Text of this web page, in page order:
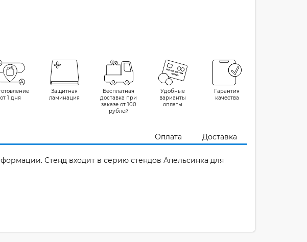
от 1 дня
Защитная
ламинация
Бесплатная
доставка при
заказе от 100
рублей
Удобные
варианты
оплаты
Гарантия
качества
Оплата Доставка
Стенд входит в серию стендов Апельсинка для